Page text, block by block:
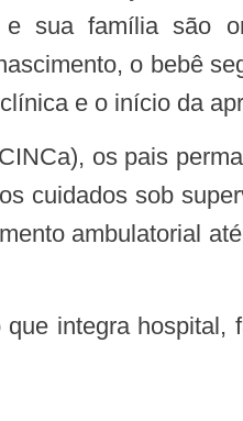
sua família são
o bebê
e o início da
cuidados sob
ambulatorial